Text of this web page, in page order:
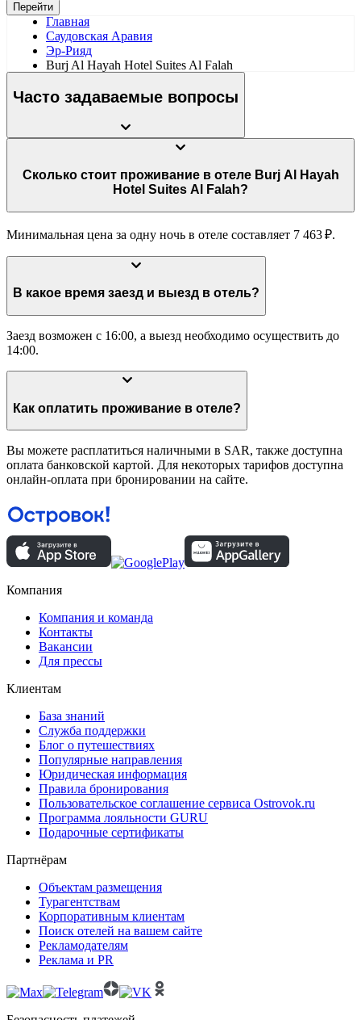
Перейти
Главная
Саудовская Аравия
Эр-Рияд
Burj Al Hayah Hotel Suites Al Falah
Часто задаваемые вопросы
Сколько стоит проживание в отеле Burj Al Hayah
Hotel Suites Al Falah?
Минимальная цена за одну ночь в отеле составляет 7 463 ₽.
В какое время заезд и выезд в отель?
Заезд возможен с 16:00, а выезд необходимо осуществить до
14:00.
Как оплатить проживание в отеле?
Вы можете расплатиться наличными в SAR, также доступна
оплата банковской картой. Для некоторых тарифов доступна
онлайн-оплата при бронировании на сайте.
Компания
Компания и команда
Контакты
Вакансии
Для прессы
Клиентам
База знаний
Служба поддержки
Блог о путешествиях
Популярные направления
Юридическая информация
Правила бронирования
Пользовательское соглашение сервиса Ostrovok.ru
Программа лояльности GURU
Подарочные сертификаты
Партнёрам
Объектам размещения
Турагентствам
Корпоративным клиентам
Поиск отелей на вашем сайте
Рекламодателям
Реклама и PR